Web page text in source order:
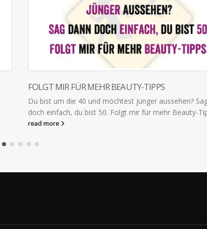
FOLGT MIR FÜR MEHR BEAUTY-TIPPS
Du bist um die 40 und möchtest jünger aussehen?
doch einfach, du bist 50. Folgt mir für mehr Beauty-
read more